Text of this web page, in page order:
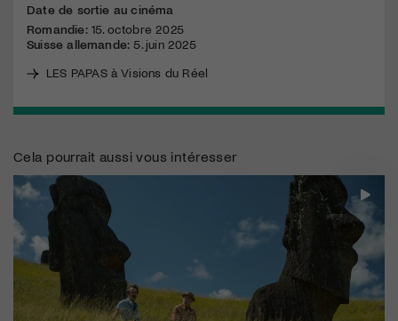
Date de sortie au cinéma
Romandie:15. octobre 2025
Suisse allemande: 5. juin 2025
LES PAPAS à Visions du Réel
Cela pourrait aussi vous intéresser